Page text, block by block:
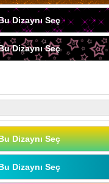
Dizaynı Seç
Dizaynı Seç
Dizaynı Seç
Dizaynı Seç